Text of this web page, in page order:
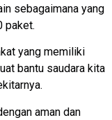
sebagaimana yang
paket.
yang memiliki
bantu saudara kita
aman dan